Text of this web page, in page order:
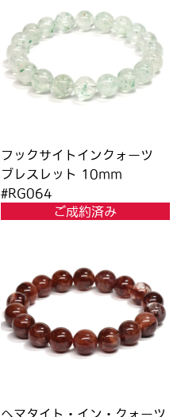
フックサイトインクォーツ
ブレスレット 10mm
#RG064
ご成約済み
ヘマタイト・イン・クォーツ